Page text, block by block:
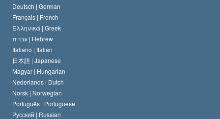
Deutsch | German
Français | French
Ελληνικά | Greek
עברית | Hebrew
Italiano | Italian
日本語 | Japanese
Magyar | Hungarian
Nederlands | Dutch
Norsk | Norwegian
Português | Portuguese
Русский | Russian